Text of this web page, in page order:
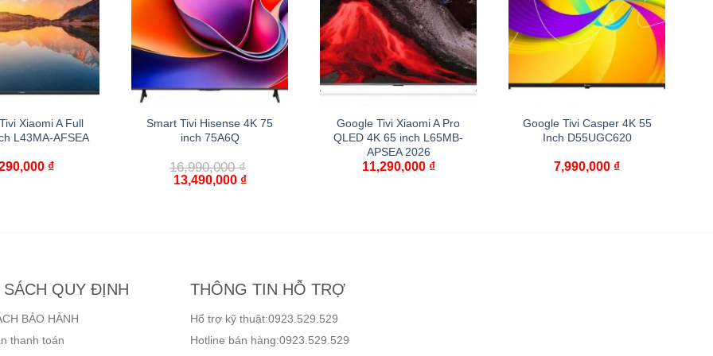
Xiaomi A Full
L43MA-AFSEA
₫
Smart Tivi Hisense 4K 75
inch 75A6Q
16,990,000₫
13,490,000 ₫
Google Tivi Xiaomi A Pro
QLED 4K 65 inch L65MB-
APSEA 2026
11,290,000 ₫
Google Tivi Casper 4K 55
Inch D55UGC620
7,990,000 ₫
SÁCH QUY ĐỊNH
BẢO HÀNH
thanh toán
THÔNG TIN HỖ TRỢ
Hổ trợ kỹ thuật:0923.529.529
Hotline bán hàng:0923.529.529